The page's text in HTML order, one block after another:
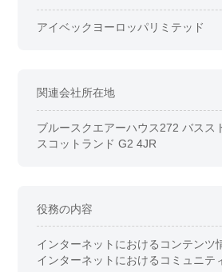
アイベックヨーロッパリミテッド
関連会社所在地
ブルースクエアーハウス272 バスス
スコットランド G2 4JR
役務の内容
インターネットにおけるコンテンツ
インターネットにおけるコミュニテ